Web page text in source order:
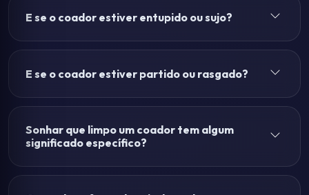
E se o coador estiver entupido ou sujo?
E se o coador estiver partido ou rasgado?
Sonhar que limpo um coador tem algum
significado específico?